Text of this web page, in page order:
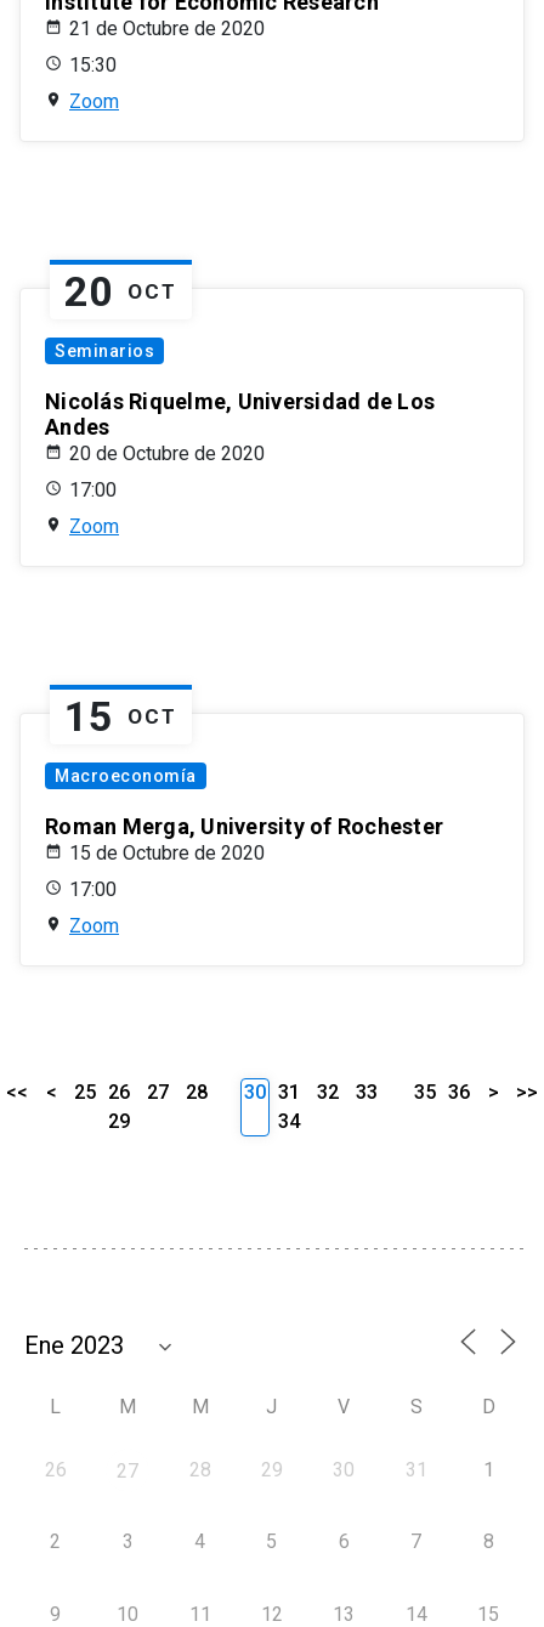
21 de Octubre de 2020
15:30
Zoom
20 OCT
Seminarios
Nicolás Riquelme, Universidad de Los
Andes
20 de Octubre de 2020
17:00
Zoom
15 OCT
Macroeconomía
Roman Merga, University of Rochester
15 de Octubre de 2020
17:00
Zoom
<< < 25 26 27
28
29
30 31 32
33
34
35 36 > >>
L M M J V S D
26 27 28 29 30 31 1
2 3 4 5 6 7 8
9 10 11 12 13 14 15